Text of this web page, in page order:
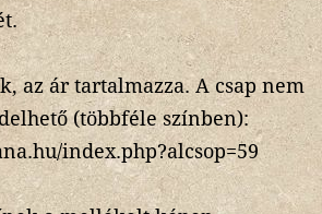
az ár tartalmazza. A csap nem
(többféle színben):
index.php?alcsop=59